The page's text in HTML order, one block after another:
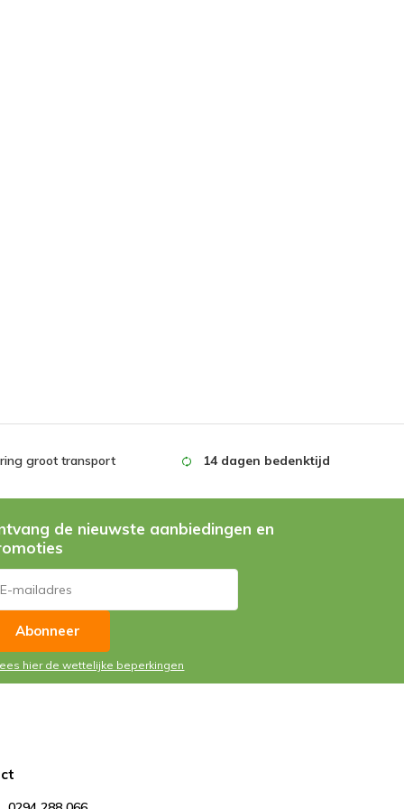
groot transport 14 dagen bedenktijd
de nieuwste aanbiedingen en
Abonneer
hier de wettelijke beperkingen